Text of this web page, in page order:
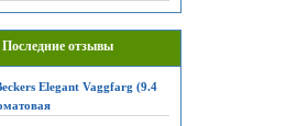
Последние отзывы
Elegant Vaggfarg (9.4